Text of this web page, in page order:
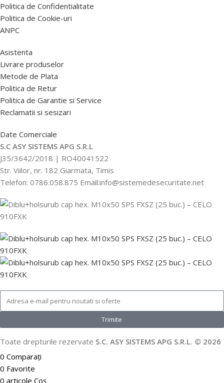
Politica de Confidentialitate
Politica de Cookie-uri
ANPC
Asistenta
Livrare produselor
Metode de Plata
Politica de Retur
Politica de Garantie si Service
Reclamatii si sesizari
Date Comerciale
S.C ASY SISTEMS APG S.R.L
J35/3642/2018 | RO40041522
Str. Viilor, nr. 182 Giarmata, Timis
Telefon: 0786.058.875 Email:info@sistemedesecuritate.net
Trimite
Toate drepturile rezervate S.C. ASY SISTEMS APG S.R.L. © 2026
0 Comparați
0 Favorite
0 articole Coș